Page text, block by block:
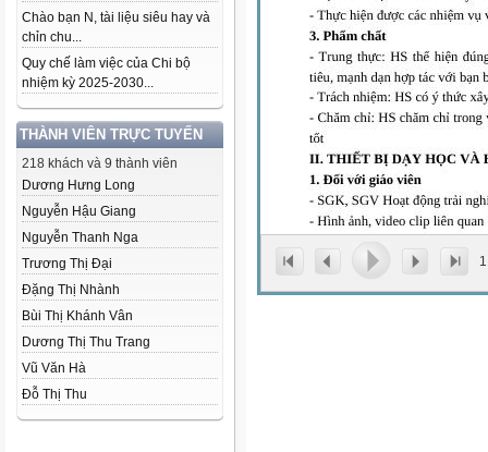
Chào bạn N, tài liệu siêu hay và
chỉn chu...
Quy chế làm việc của Chi bộ
nhiệm kỳ 2025-2030...
THÀNH VIÊN TRỰC TUYẾN
218 khách và 9 thành viên
Dương Hưng Long
Nguyễn Hậu Giang
Nguyễn Thanh Nga
Trương Thị Đại
Đặng Thị Nhành
Bùi Thị Khánh Vân
Dương Thị Thu Trang
Vũ Văn Hà
Đỗ Thị Thu
1